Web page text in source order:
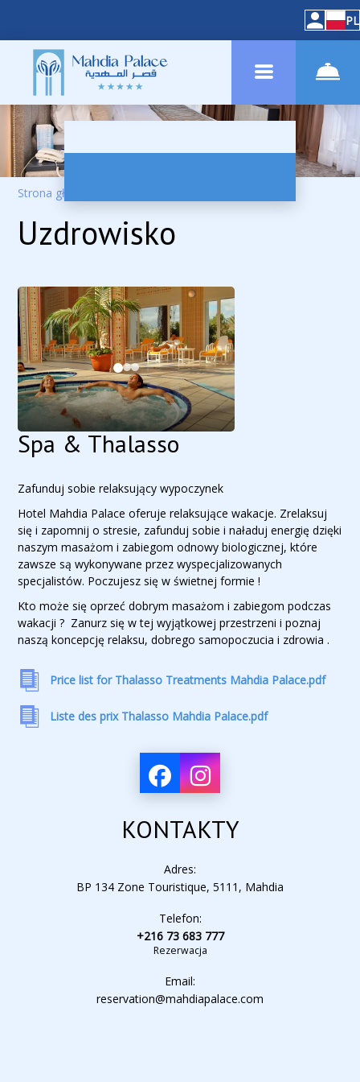
PL
Strona główna
Uzdrowisko
Spa & Thalasso
Zafunduj sobie relaksujący wypoczynek
Hotel Mahdia Palace oferuje relaksujące wakacje. Zrelaksuj
się i zapomnij o stresie, zafunduj sobie i naładuj energię dzięki
naszym masażom i zabiegom odnowy biologicznej, które
zawsze są wykonywane przez wyspecjalizowanych
specjalistów. Poczujesz się w świetnej formie !
Kto może się oprzeć dobrym masażom i zabiegom podczas
wakacji ? Zanurz się w tej wyjątkowej przestrzeni i poznaj
naszą koncepcję relaksu, dobrego samopoczucia i zdrowia .
Price list for Thalasso Treatments Mahdia Palace.pdf
Liste des prix Thalasso Mahdia Palace.pdf
KONTAKTY
Adres:
BP 134 Zone Touristique, 5111, Mahdia
Telefon:
+216 73 683 777
Rezerwacja
Email:
reservation@mahdiapalace.com